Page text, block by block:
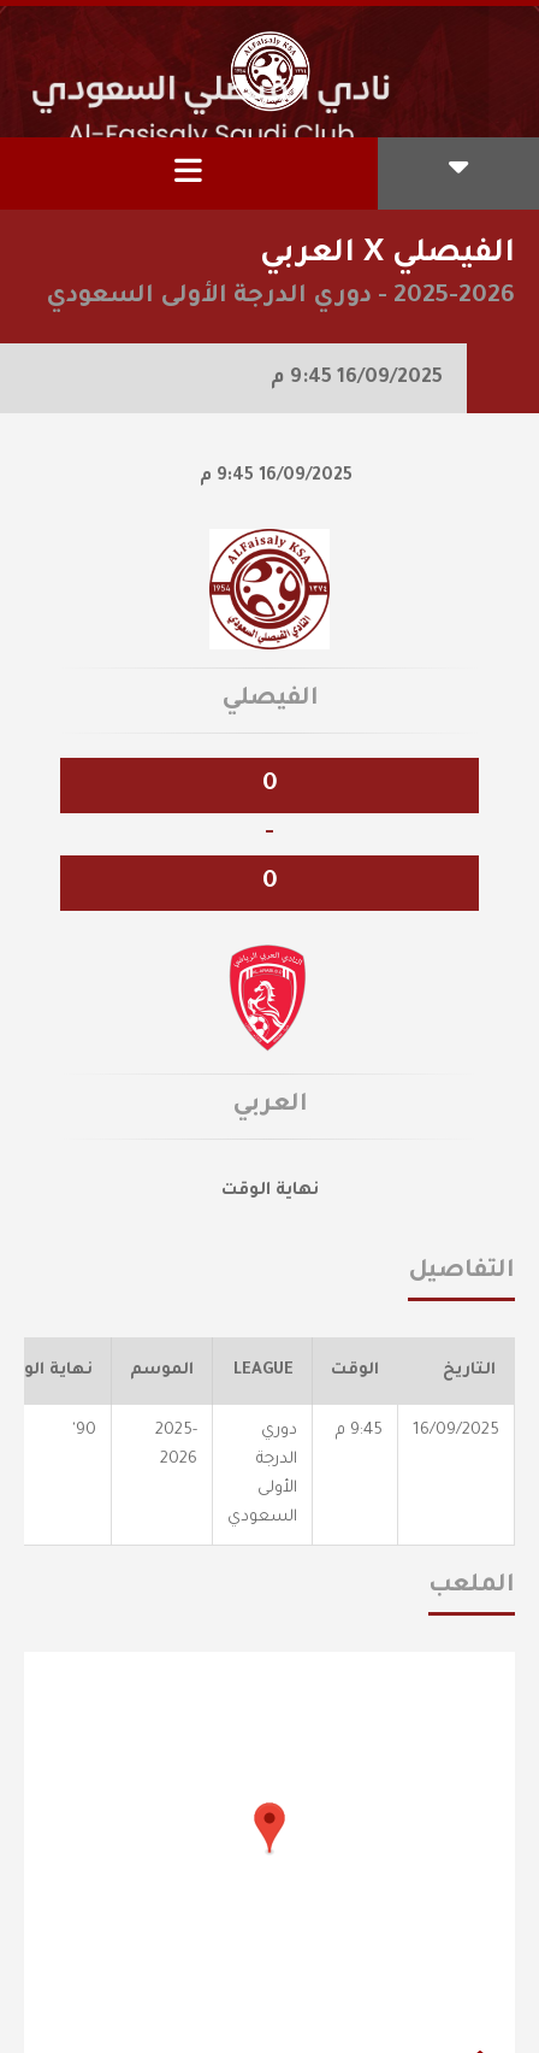
الفيصلي X العربي
2025-2026
- دوري الدرجة الأولى السعودي
16/09/2025
16/09/2025
الفيصلي
0
-
0
العربي
نهاية الوقت
التفاصيل
التاريخ الوقت LEAGUE الموسم نهاية
16/09/2025 9:45 م
دوري
الدرجة
الأولى
السعودي
2025-
2026
90'
الملعب